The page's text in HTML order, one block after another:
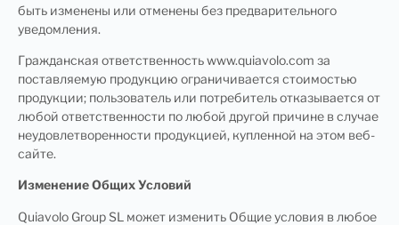
быть изменены или отменены без предварительного
уведомления.
Гражданская ответственность www.quiavolo.com за
поставляемую продукцию ограничивается стоимостью
продукции; пользователь или потребитель отказывается от
любой ответственности по любой другой причине в случае
неудовлетворенности продукцией, купленной на этом веб-
сайте.
Изменение Общих Условий
Quiavolo Group SL может изменить Общие условия в любое